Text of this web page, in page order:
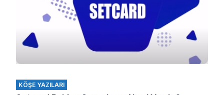
KÖŞE YAZILARI